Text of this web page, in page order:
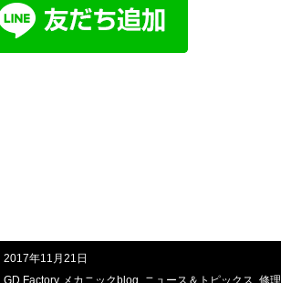
2017年11月21日
GD Factory メカニックblog, ニュース＆トピックス, 修